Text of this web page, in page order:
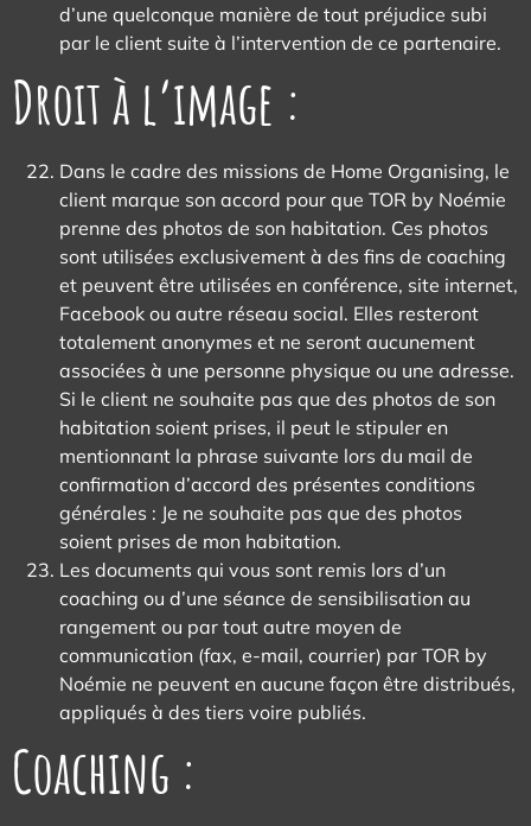
d’une quelconque manière de tout préjudice subi
par le client suite à l’intervention de ce partenaire.
Droit à l’image :
Dans le cadre des missions de Home Organising, le
client marque son accord pour que TOR by Noémie
prenne des photos de son habitation. Ces photos
sont utilisées exclusivement à des fins de coaching
et peuvent être utilisées en conférence, site internet,
Facebook ou autre réseau social. Elles resteront
totalement anonymes et ne seront aucunement
associées à une personne physique ou une adresse.
Si le client ne souhaite pas que des photos de son
habitation soient prises, il peut le stipuler en
mentionnant la phrase suivante lors du mail de
confirmation d’accord des présentes conditions
générales : Je ne souhaite pas que des photos
soient prises de mon habitation.
Les documents qui vous sont remis lors d’un
coaching ou d’une séance de sensibilisation au
rangement ou par tout autre moyen de
communication (fax, e-mail, courrier) par TOR by
Noémie ne peuvent en aucune façon être distribués,
appliqués à des tiers voire publiés.
Coaching :